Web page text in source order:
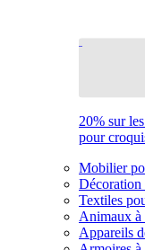
20% sur
pour
Mobilier
Décoration
Textiles
Animaux à
Appareils